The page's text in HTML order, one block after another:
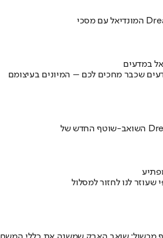
במדעים
שכבר מחכים לכם – המיונים בעיצומם
לנו לחזור למסלול